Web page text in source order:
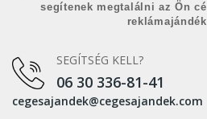
segítenek megtalálni az Ön
SEGÍTSÉG KELL?
06 30 336-81-41
cegesajandek@cegesajandek.com